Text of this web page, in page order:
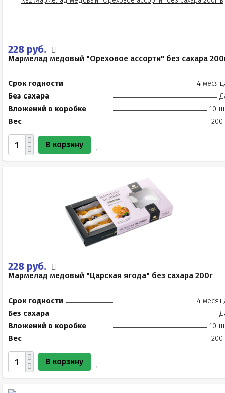
228 руб.
Мармелад медовый "Ореховое ассорти" без сахара
Срок годности
4
Без сахара
Вложений в коробке
10
Вес
200
В корзину
228 руб.
Мармелад медовый "Царская ягода" без сахара 200г
Срок годности
4
Без сахара
Вложений в коробке
10
Вес
200
В корзину